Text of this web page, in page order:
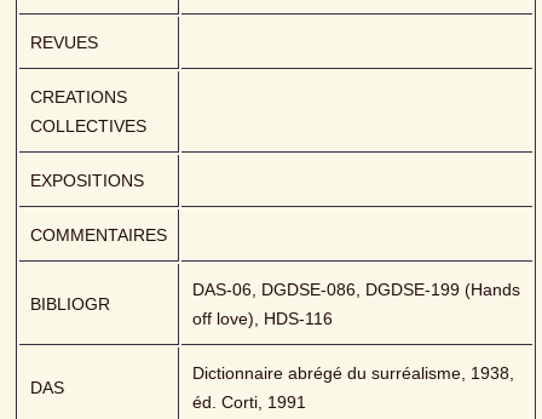
REVUES
CREATIONS
COLLECTIVES
EXPOSITIONS
COMMENTAIRES
BIBLIOGR
DAS-06, DGDSE-086, DGDSE-199 (Hands
off love), HDS-116
DAS
Dictionnaire abrégé du surréalisme, 1938,
éd. Corti, 1991